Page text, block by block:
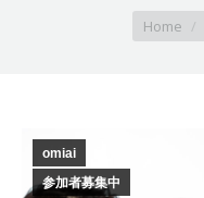
Home
omiai
参加者募集中